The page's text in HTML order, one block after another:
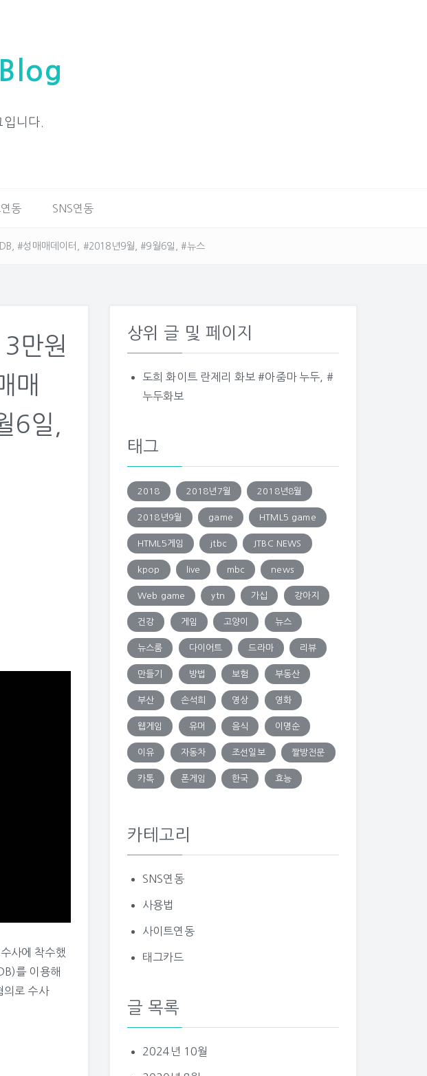
니다.
동 SNS연동
#성매매데이터, #2018년9월, #9월6일, #뉴스
만원
매
6일,
사에 착수했
를 이용해
의로 수사
상위 글 및 페이지
도희 화이트 란제리 화보 #아줌마 누두, #
누두화보
태그
2018 2018년7월 2018년8월
2018년9월 game HTML5 game
HTML5게임 jtbc JTBC NEWS
kpop live mbc news
Web game ytn 가십 강아지
건강 게임 고양이 뉴스
뉴스룸 다이어트 드라마 리뷰
만들기 방법 보험 부동산
부산 손석희 영상 영화
웹게임 유머 음식 이명순
이유 자동차 조선일보 짤방전문
카톡 폰게임 한국 효능
카테고리
SNS연동
사용법
사이트연동
태그카드
글 목록
2024년 10월